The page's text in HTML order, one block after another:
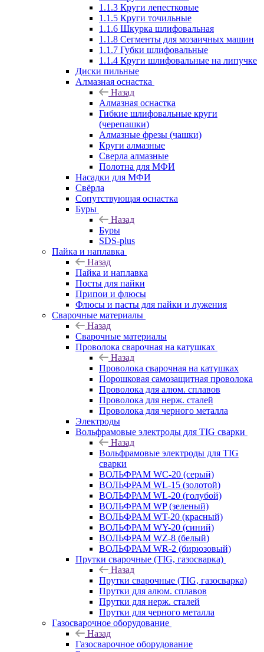
1.1.3 Круги лепестковые
1.1.5 Круги точильные
1.1.6 Шкурка шлифовальная
1.1.8 Сегменты для мозаичных машин
1.1.7 Губки шлифовальные
1.1.4 Круги шлифовальные на липучке
Диски пильные
Алмазная оснастка
Назад
Алмазная оснастка
Гибкие шлифовальные круги
(черепашки)
Алмазные фрезы (чашки)
Круги алмазные
Сверла алмазные
Полотна для МФИ
Насадки для МФИ
Свёрла
Сопутствующая оснастка
Буры
Назад
Буры
SDS-plus
Пайка и наплавка
Назад
Пайка и наплавка
Посты для пайки
Припои и флюсы
Флюсы и пасты для пайки и лужения
Сварочные материалы
Назад
Сварочные материалы
Проволока сварочная на катушках
Назад
Проволока сварочная на катушках
Порошковая самозащитная проволока
Проволока для алюм. сплавов
Проволока для нерж. сталей
Проволока для черного металла
Электроды
Вольфрамовые электроды для TIG сварки
Назад
Вольфрамовые электроды для TIG
сварки
ВОЛЬФРАМ WC-20 (серый)
ВОЛЬФРАМ WL-15 (золотой)
ВОЛЬФРАМ WL-20 (голубой)
ВОЛЬФРАМ WP (зеленый)
ВОЛЬФРАМ WT-20 (красный)
ВОЛЬФРАМ WY-20 (синий)
ВОЛЬФРАМ WZ-8 (белый)
ВОЛЬФРАМ WR-2 (бирюзовый)
Прутки сварочные (TIG, газосварка)
Назад
Прутки сварочные (TIG, газосварка)
Прутки для алюм. сплавов
Прутки для нерж. сталей
Прутки для черного металла
Газосварочное оборудование
Назад
Газосварочное оборудование